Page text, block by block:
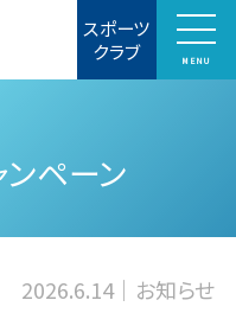
スポーツ
クラブ MENU
ンペーン
2026.6.14 お知らせ